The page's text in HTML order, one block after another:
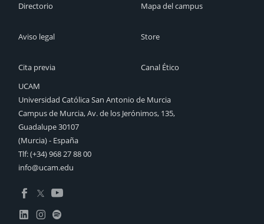
Directorio
Aviso legal
Cita previa
Mapa del campus
Store
Canal Ético
UCAM
Universidad Católica San Antonio de Murcia
Campus de Murcia, Av. de los Jerónimos, 135,
Guadalupe 30107
(Murcia) - España
Tlf:(+34) 968 27 88 00
info@ucam.edu